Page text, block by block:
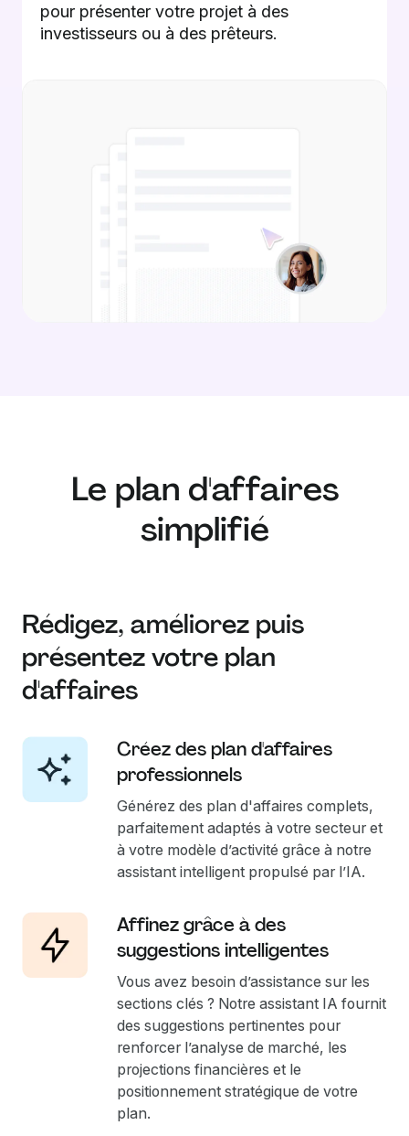
pour présenter votre projet à des
investisseurs ou à des prêteurs.
Le plan d'affaires
simplifié
Rédigez, améliorez puis
présentez votre plan
d'affaires
Créez des plan d'affaires
professionnels
Générez des plan d'affaires complets,
parfaitement adaptés à votre secteur et
à votre modèle d’activité grâce à notre
assistant intelligent propulsé par l’IA.
Affinez grâce à des
suggestions intelligentes
Vous avez besoin d’assistance sur les
sections clés ? Notre assistant IA fournit
des suggestions pertinentes pour
renforcer l’analyse de marché, les
projections financières et le
positionnement stratégique de votre
plan.